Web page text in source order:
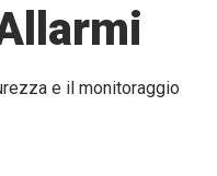
e il monitoraggio